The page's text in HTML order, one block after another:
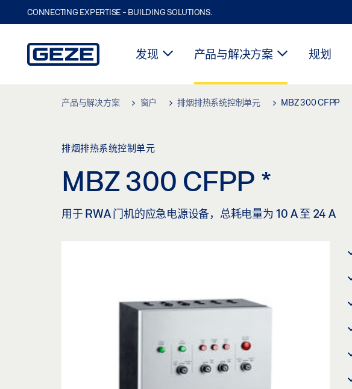
CONNECTING EXPERTISE - BUILDING SOLUTIONS.
发现 产品与解决方案 规划
产品与解决方案 窗户 排烟排热系统控制单元 MBZ 300 CFPP
排烟排热系统控制单元
MBZ 300 CFPP *
用于 RWA 门机的应急电源设备，总耗电量为 10 A 至 24 A